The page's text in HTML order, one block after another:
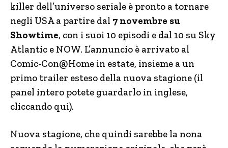
killer dell’universo seriale è pronto a tornare
negli USA a partire dal 7 novembre su
Showtime, con i suoi 10 episodi e dal 10 su Sky
Atlantic e NOW. L’annuncio è arrivato al
Comic-Con@Home in estate, insieme a un
primo trailer esteso della nuova stagione (il
panel intero potete guardarlo in inglese,
cliccando qui).
Nuova stagione, che quindi sarebbe la nona